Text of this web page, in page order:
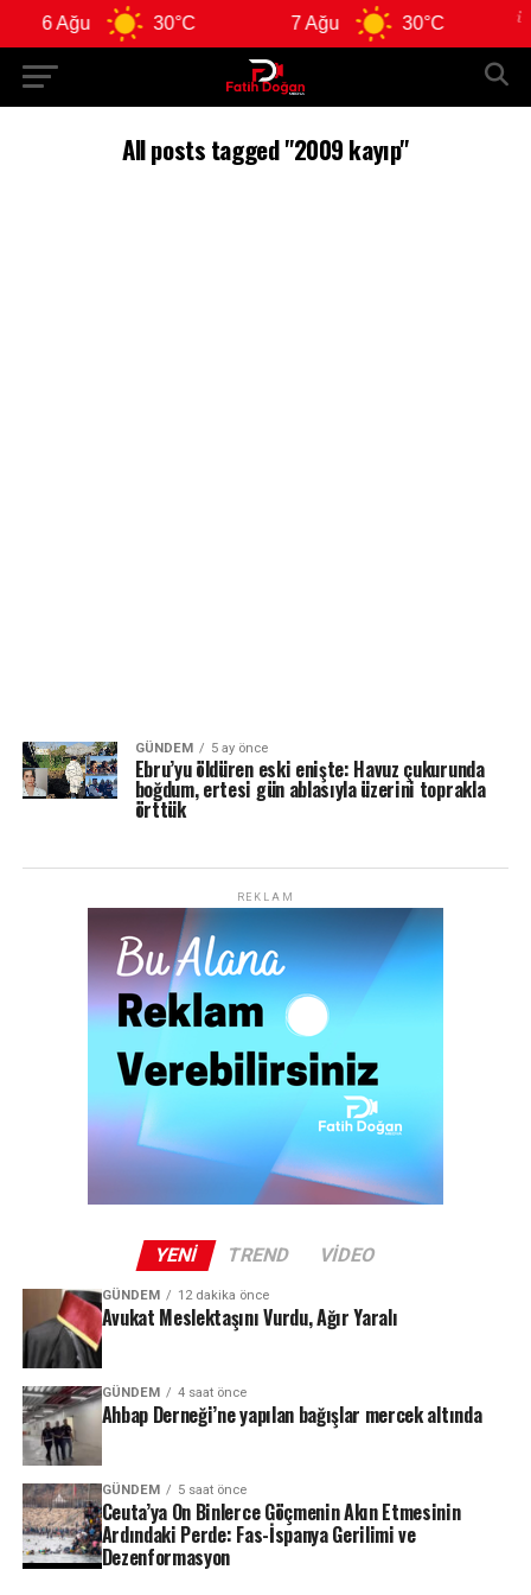
6 Ağu 30°C 7 Ağu 30°C
All posts tagged "2009 kayıp"
GÜNDEM 5 ay önce
Ebru’yu öldüren eski enişte: Havuz çukurunda
boğdum, ertesi gün ablasıyla üzerini toprakla
örttük
REKLAM
YENI TREND VIDEO
GÜNDEM 12 dakika önce
Avukat Meslektaşını Vurdu, Ağır Yaralı
GÜNDEM 4 saat önce
Ahbap Derneği’ne yapılan bağışlar mercek altında
GÜNDEM 5 saat önce
Ceuta’ya On Binlerce Göçmenin Akın Etmesinin
Ardındaki Perde: Fas-İspanya Gerilimi ve
Dezenformasyon